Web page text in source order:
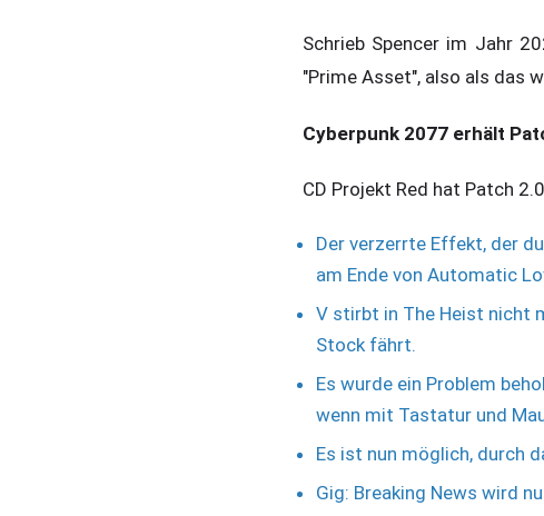
Schrieb Spencer im Jahr
"Prime Asset", also als das
Cyberpunk 2077 erhält
CD Projekt Red hat Patch
Der verzerrte Effekt, der
am Ende von Automatic
V stirbt in The Heist nicht
Stock fährt.
Es wurde ein Problem
wenn mit Tastatur und
Es ist nun möglich, durch
Gig: Breaking News wird